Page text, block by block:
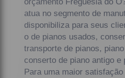
atua no segmento de
disponibiliza para seus
o de pianos usados,
transporte de pianos,
conserto de piano antigo e
Para uma maior